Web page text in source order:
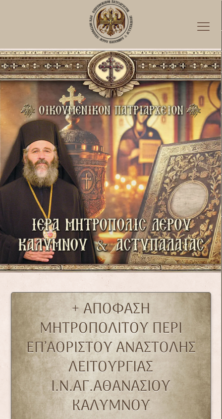
+ ΑΠΟΦΑΣΗ
ΜΗΤΡΟΠΟΛΙΤΟΥ ΠΕΡΙ
ΕΠ’ΑΟΡΙΣΤΟΥ ΑΝΑΣΤΟΛΗΣ
ΛΕΙΤΟΥΡΓΙΑΣ
Ι.Ν.ΑΓ.ΑΘΑΝΑΣΙΟΥ
ΚΑΛΥΜΝΟΥ